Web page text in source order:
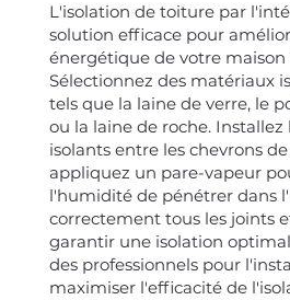
L'isolation de toiture par
solution efficace pour
énergétique de votre maison
Sélectionnez des matériaux
tels que la laine de verre, le
ou la laine de roche. Installez
isolants entre les chevrons
appliquez un pare-vapeur
l'humidité de pénétrer dans
correctement tous les joints
garantir une isolation
des professionnels pour
maximiser l'efficacité de